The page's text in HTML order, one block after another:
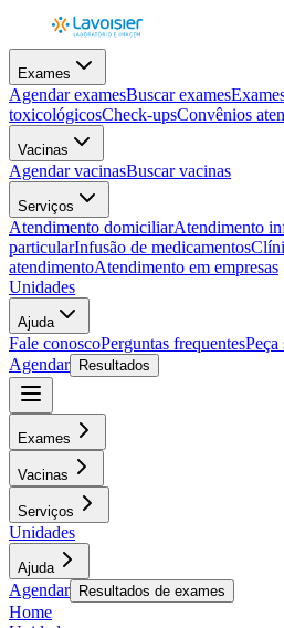
Exames
Agendar examesBuscar exames
toxicológicosCheck-upsConvênios
Vacinas
Agendar vacinasBuscar vacinas
Serviços
Atendimento domiciliarAtendimento
particularInfusão de medicamentos
atendimentoAtendimento em empresas
Unidades
Ajuda
Fale conoscoPerguntas frequentesPeça
Agendar
Resultados
Exames
Vacinas
Serviços
Unidades
Ajuda
Agendar Resultados de exames
Home